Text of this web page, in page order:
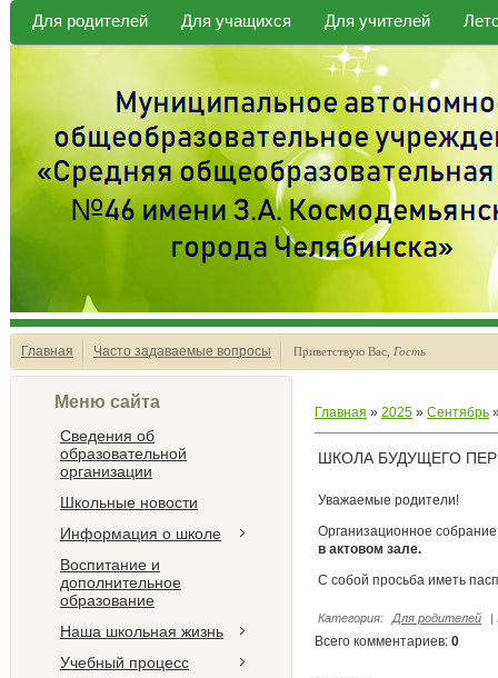
Для родителей Для учащихся Для учителей
Главная Часто задаваемые вопросы Приветствую Вас Гость
Меню сайта
Сведения об
образовательной
организации
Школьные новости
Информация о школе
Воспитание и
дополнительное
образование
Наша школьная жизнь
Учебный процесс
Главная » 2025 » Сентябрь
ШКОЛА БУДУЩЕГО
Уважаемые родители!
Организационное
в актовом зале.
С собой просьба иметь
Категория: Для родителей |
Всего комментариев: 0